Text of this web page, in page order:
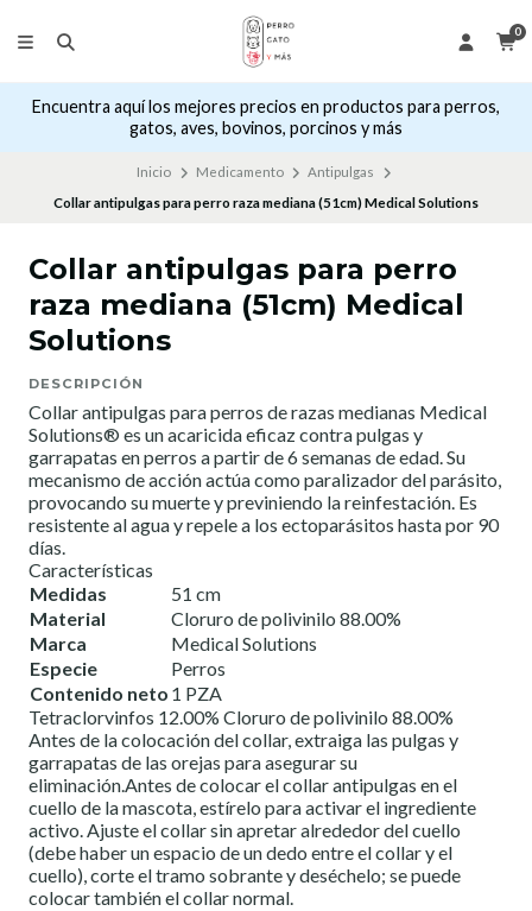
0
Encuentra aquí los mejores precios en productos para perros,
gatos, aves, bovinos, porcinos y más
Inicio Medicamento
Antipulgas
Collar antipulgas para perro raza mediana (51cm) Medical Solutions
Collar antipulgas para perro
raza mediana (51cm) Medical
Solutions
DESCRIPCIÓN
Collar antipulgas para perros de razas medianas Medical
Solutions® es un acaricida eficaz contra pulgas y
garrapatas en perros a partir de 6 semanas de edad. Su
mecanismo de acción actúa como paralizador del parásito,
provocando su muerte y previniendo la reinfestación. Es
resistente al agua y repele a los ectoparásitos hasta por 90
días.
Características
Medidas
51 cm
Material
Cloruro de polivinilo 88.00%
Marca
Medical Solutions
Especie
Perros
Contenido neto 1 PZA
Tetraclorvinfos 12.00% Cloruro de polivinilo 88.00%
Antes de la colocación del collar, extraiga las pulgas y
garrapatas de las orejas para asegurar su
eliminación.Antes de colocar el collar antipulgas en el
cuello de la mascota, estírelo para activar el ingrediente
activo. Ajuste el collar sin apretar alrededor del cuello
(debe haber un espacio de un dedo entre el collar y el
cuello), corte el tramo sobrante y deséchelo; se puede
colocar también el collar normal.